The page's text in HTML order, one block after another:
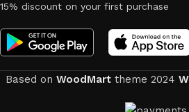
15% discount on your first purchase
Based on WoodMarttheme 2024